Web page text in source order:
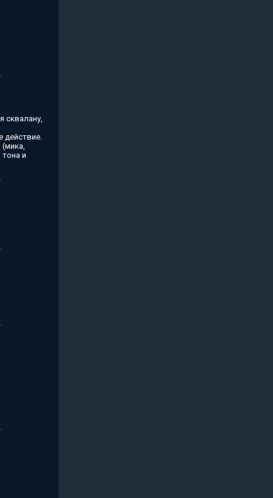
сквалану,
действие.
и